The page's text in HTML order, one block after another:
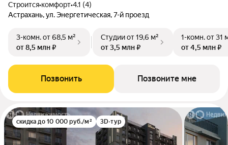
Строится•комфорт•4.1 (4)
Астрахань, ул. Энергетическая, 7-й проезд
3-комн.от 68,5 м²
от 8,5 млн ₽
Студииот 19,6 м²
от 3,5 млн ₽
1-комн.от 31
от 4,5 млн ₽
Позвонить Позвоните мне
скидка до 10 000 руб./м² 3D-тур